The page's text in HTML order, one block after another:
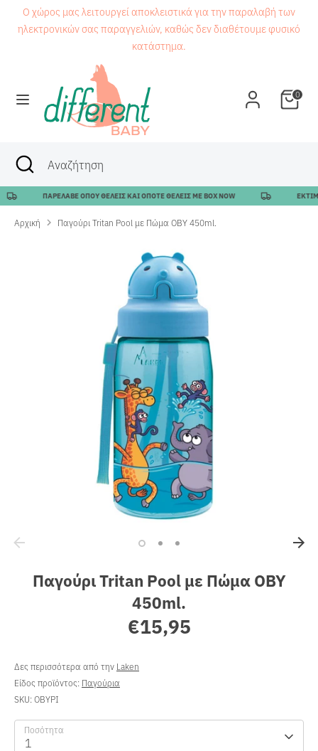
Μετάβαση
Ο χώρος μας λειτουργεί αποκλειστικά για την παραλαβή των
ηλεκτρονικών σας παραγγελιών, καθώς δεν διαθέτουμε φυσικό
κατάστημα.
0
Αναζήτηση
ΑναζήτησηΑναζήτηση
Κλείσιμο
αναζήτησης
ΠΑΡΕΛΑΒΕ ΟΠΟΥ ΘΕΛΕΙΣ ΚΑΙ ΟΠΟΤΕ ΘΕΛΕΙΣ ΜΕ BOX NOW
Αρχική Παγούρι Tritan Pool με Πώμα OBY 450ml.
Παγούρι Tritan Pool με Πώμα OBY
450ml.
€15,95
Δες περισσότερα από την Laken
Είδος προϊόντος: Παγούρια
SKU:OBYPI
Ποσότητα
1